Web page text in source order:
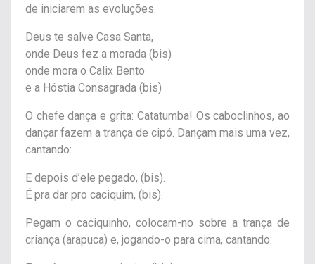
de iniciarem as evoluções.
Deus te salve Casa Santa,
onde Deus fez a morada (bis)
onde mora o Calix Bento
e a Hóstia Consagrada (bis)
O chefe dança e grita: Catatumba! Os caboclinhos, ao
dançar fazem a trança de cipó. Dançam mais uma vez,
cantando:
E depois d’ele pegado, (bis).
É pra dar pro caciquim, (bis).
Pegam o caciquinho, colocam-no sobre a trança de
criança (arapuca) e, jogando-o para cima, cantando: